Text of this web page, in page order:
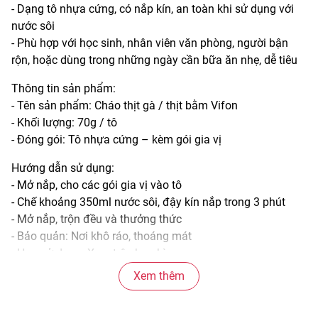
- Dạng tô nhựa cứng, có nắp kín, an toàn khi sử dụng với
nước sôi
- Phù hợp với học sinh, nhân viên văn phòng, người bận
rộn, hoặc dùng trong những ngày cần bữa ăn nhẹ, dễ tiêu
Thông tin sản phẩm:
- Tên sản phẩm: Cháo thịt gà / thịt bằm Vifon
- Khối lượng: 70g / tô
- Đóng gói: Tô nhựa cứng – kèm gói gia vị
Hướng dẫn sử dụng:
- Mở nắp, cho các gói gia vị vào tô
- Chế khoảng 350ml nước sôi, đậy kín nắp trong 3 phút
- Mở nắp, trộn đều và thưởng thức
- Bảo quản: Nơi khô ráo, thoáng mát
- Hạn sử dụng: Xem trên bao bì
Xem thêm